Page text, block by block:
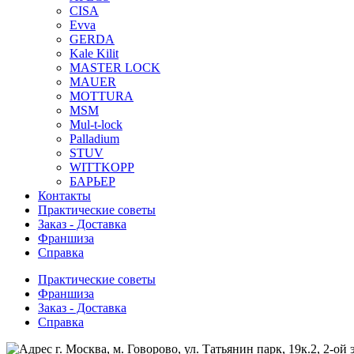
CISA
Evva
GERDA
Kale Kilit
MASTER LOCK
MAUER
MOTTURA
MSM
Mul-t-lock
Palladium
STUV
WITTKOPP
БАРЬЕР
Контакты
Практические советы
Заказ - Доставка
Франшиза
Справка
Практические советы
Франшиза
Заказ - Доставка
Справка
г. Москва, м. Говорово, ул. Татьянин парк, 19к.2, 2-ой